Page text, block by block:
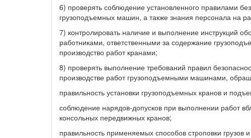
6) проверять соблюдение установленного правилами
грузоподъемных машин, а также знания персонала на
7) контролировать наличие и выполнение инструкций
работниками, ответственными за содержание
производство работ кранами;
8) проверять выполнение требований правил
производстве работ грузоподъемными машинами,
правильность установки грузоподъемных кранов и
соблюдение нарядов-допусков при выполнении работ
консольных передвижных кранов;
правильность применяемых способов строповки